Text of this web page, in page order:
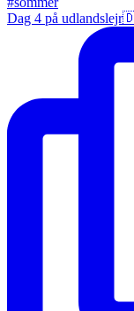
Dag 4 på